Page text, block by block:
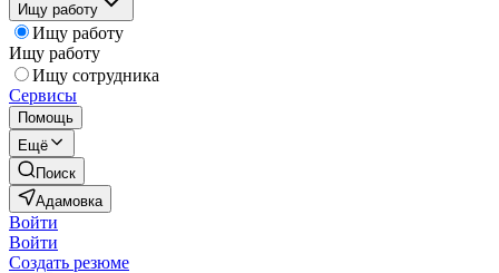
Ищу работу
Ищу работу
Ищу работу
Ищу сотрудника
Сервисы
Помощь
Ещё
Поиск
Адамовка
Войти
Войти
Создать резюме